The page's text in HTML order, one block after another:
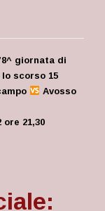
giornata di
scorso 15
Avosso
21,30